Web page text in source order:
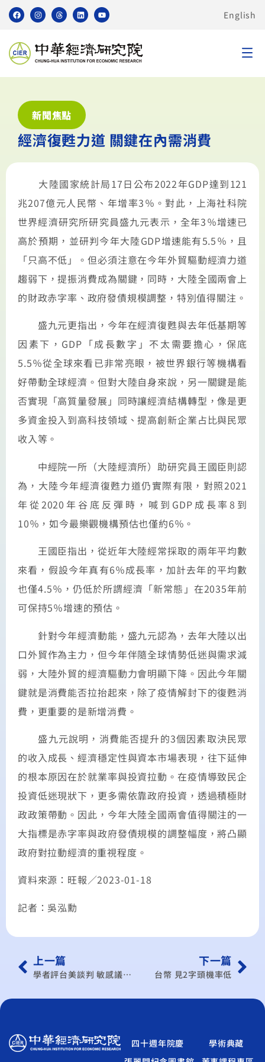
English
新聞焦點
經濟復甦力道 關鍵在內需消費
大陸國家統計局17日公布2022年GDP達到121
兆207億元人民幣、年增率3％。對此，上海社科院
世界經濟研究所研究員盛九元表示，全年3％增速已
高於預期，並研判今年大陸GDP增速能有5.5％，且
「只高不低」。但必須注意在今年外貿驅動經濟力道
趨弱下，提振消費成為關鍵，同時，大陸全國兩會上
的財政赤字率、政府發債規模調整，特別值得關注。
盛九元更指出，今年在經濟復甦與去年低基期等
因素下，GDP「成長數字」不太需要擔心，保底
5.5％從全球來看已非常亮眼，被世界銀行等機構看
好帶動全球經濟。但對大陸自身來說，另一關鍵是能
否實現「高質量發展」同時讓經濟結構轉型，像是更
多資金投入到高科技領域、提高創新企業占比與民眾
收入等。
中經院一所（大陸經濟所）助研究員王國臣則認
為，大陸今年經濟復甦力道仍實際有限，對照2021
年從2020年谷底反彈時，喊到GDP成長率8到
10％，如今最樂觀機構預估也僅約6％。
王國臣指出，從近年大陸經常採取的兩年平均數
來看，假設今年真有6％成長率，加計去年的平均數
也僅4.5％，仍低於所謂經濟「新常態」在2035年前
可保持5％增速的預估。
針對今年經濟動能，盛九元認為，去年大陸以出
口外貿作為主力，但今年伴隨全球情勢低迷與需求減
弱，大陸外貿的經濟驅動力會明顯下降。因此今年關
鍵就是消費能否拉抬起來，除了疫情解封下的復甦消
費，更重要的是新增消費。
盛九元說明，消費能否提升的3個因素取決民眾
的收入成長、經濟穩定性與資本市場表現，往下延伸
的根本原因在於就業率與投資拉動。在疫情導致民企
投資低迷現狀下，更多需依靠政府投資，透過積極財
政政策帶動。因此，今年大陸全國兩會值得關注的一
大指標是赤字率與政府發債規模的調整幅度，將凸顯
政府對拉動經濟的重視程度。
資料來源：旺報／2023-01-18
記者：吳泓勳
上一篇
學者評台美談判 敏感議題挑戰性較高
下一篇
台幣 見2字頭機率低
四十週年院慶
學術典藏